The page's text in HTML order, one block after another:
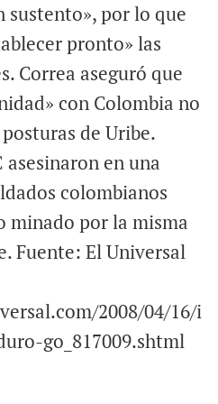
sustento», por lo que
pronto» las
Correa aseguró que
con Colombia no
de Uribe.
asesinaron en una
colombianos
minado por la misma
Fuente: El Universal
2008/04/16/i
go_817009.shtml